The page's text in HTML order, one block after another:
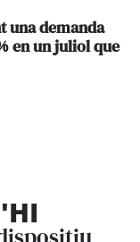
una demanda
en un juliol que